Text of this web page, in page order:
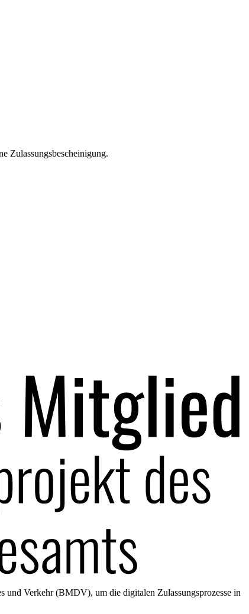
Zulassungsbescheinigung.
Verkehr (BMDV), um die digitalen Zulassungsprozesse in